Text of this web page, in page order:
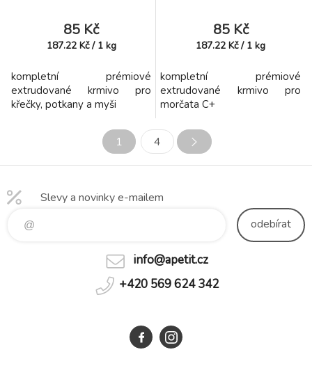
85 Kč
187.22 Kč / 1 kg
kompletní prémiové
extrudované krmivo pro
křečky, potkany a myši
85 Kč
187.22 Kč / 1 kg
kompletní prémiové
extrudované krmivo pro
morčata C+
1 4
Slevy a novinky e-mailem
odebírat
info@apetit.cz
+420 569 624 342